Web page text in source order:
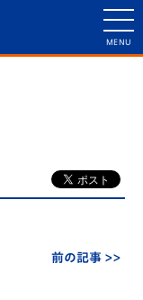
前の記事 >>